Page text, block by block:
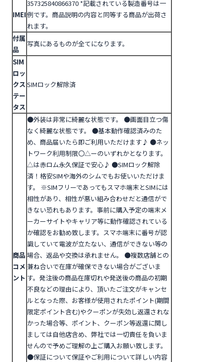
IMEI
357325840866370 *記載されている製造番号は一
例です。商品説明の内容と同等する商品が出荷さ
れます。
付属
品
写真にあるものが全てになります。
SIM
ロッ
クス
テー
タス
SIMロック解除済
商品
コメ
ント
●外装は非常に綺麗な状態です。
●画面目立つ傷
なく綺麗な状態です。
●基本動作確認済みのた
め、商品届いたら即ご利用いただけます♪ ●ネッ
トワーク利用制限〇△ーのいずれかとなります。
△は赤ロム永久保証で安心♪ ●SIMロック解除
済！格安SIMや海外のシムでもお使いいただけま
す。
※SIMフリーであってもスマホ端末とSIMには
相性があり、相性が悪い組み合わせだと通信がで
きない恐れもあります。事前に購入予定の端末メ
ーカーサイトやキャリア等に動作確認されている
か確認をお勧め致します。スマホ端末に番号が認
識していて電波が立たない、通信ができない等の
場合、返品や交換は承れません。
●複数店舗との
兼ね合いで在庫が確保できない場合がございま
す。発注後の商品在庫切れや発送後の商品の初期
不良などの理由により、頂いたご注文がキャンセ
ルとなった際、お客様が使用されたポイント(期間
限定ポイント含む)やクーポンが失効し返還されな
かった場合等、ポイント、クーポン等返還に関し
ましては自他店含め、弊社では一切責任を負いま
せんので予めご理解の上ご購入お願い致します。
●保証について保証やご利用について詳しい内容